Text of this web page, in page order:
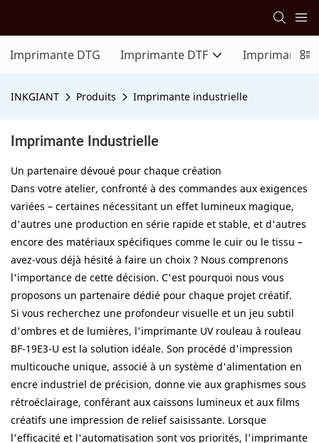
Imprimante DTG Imprimante DTF Imprimante
INKGIANT Produits Imprimante industrielle
Imprimante Industrielle
Un partenaire dévoué pour chaque création
Dans votre atelier, confronté à des commandes aux exigences
variées – certaines nécessitant un effet lumineux magique,
d'autres une production en série rapide et stable, et d'autres
encore des matériaux spécifiques comme le cuir ou le tissu –
avez-vous déjà hésité à faire un choix ? Nous comprenons
l'importance de cette décision. C'est pourquoi nous vous
proposons un partenaire dédié pour chaque projet créatif.
Si vous recherchez une profondeur visuelle et un jeu subtil
d'ombres et de lumières, l'imprimante UV rouleau à rouleau
BF-19E3-U est la solution idéale. Son procédé d'impression
multicouche unique, associé à un système d'alimentation en
encre industriel de précision, donne vie aux graphismes sous
rétroéclairage, conférant aux caissons lumineux et aux films
créatifs une impression de relief saisissante. Lorsque
l'efficacité et l'automatisation sont vos priorités, l'imprimante